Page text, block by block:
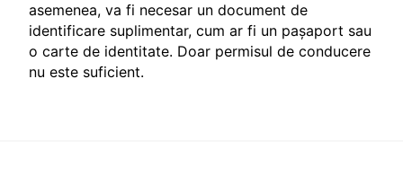
asemenea, va fi necesar un document de
identificare suplimentar, cum ar fi un pașaport sau
o carte de identitate. Doar permisul de conducere
nu este suficient.